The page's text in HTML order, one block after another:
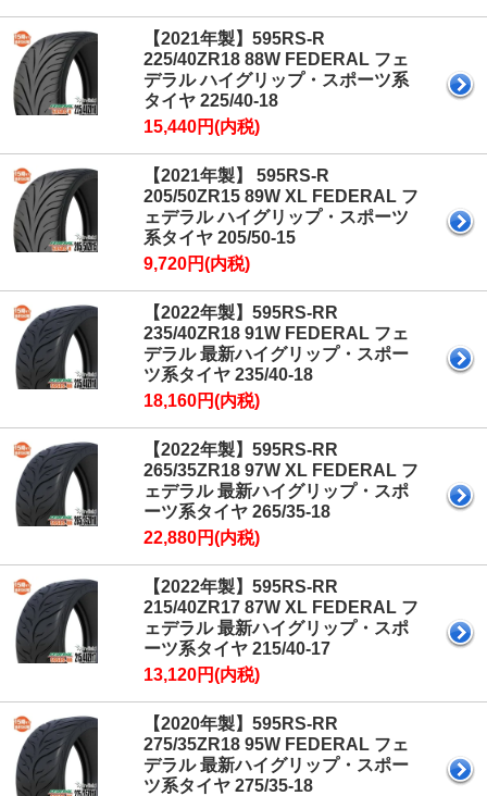
【2021年製】595RS-R
225/40ZR18 88W FEDERAL フェ
デラル ハイグリップ・スポーツ系
タイヤ 225/40-18
15,440円(内税)
【2021年製】 595RS-R
205/50ZR15 89W XL FEDERAL フ
ェデラル ハイグリップ・スポーツ
系タイヤ 205/50-15
9,720円(内税)
【2022年製】595RS-RR
235/40ZR18 91W FEDERAL フェ
デラル 最新ハイグリップ・スポー
ツ系タイヤ 235/40-18
18,160円(内税)
【2022年製】595RS-RR
265/35ZR18 97W XL FEDERAL フ
ェデラル 最新ハイグリップ・スポ
ーツ系タイヤ 265/35-18
22,880円(内税)
【2022年製】595RS-RR
215/40ZR17 87W XL FEDERAL フ
ェデラル 最新ハイグリップ・スポ
ーツ系タイヤ 215/40-17
13,120円(内税)
【2020年製】595RS-RR
275/35ZR18 95W FEDERAL フェ
デラル 最新ハイグリップ・スポー
ツ系タイヤ 275/35-18